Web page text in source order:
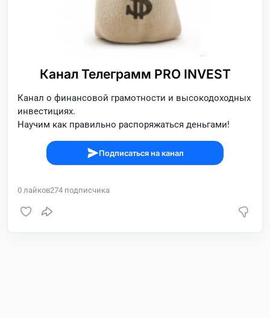
Канал Телеграмм PRO INVEST
Канал о финансовой грамотности и высокодоходных
инвестициях.
Научим как правильно распоряжаться деньгами!
Подписаться на канал
0 лайков274 подписчика